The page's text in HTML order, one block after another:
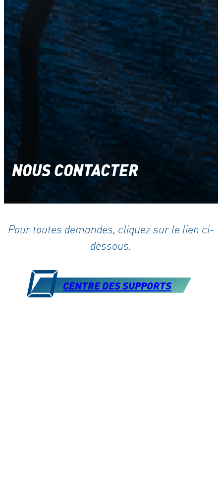
NOUS CONTACTER
Pour toutes demandes, cliquez sur le lien ci-
dessous.
CENTRE DES SUPPORTS